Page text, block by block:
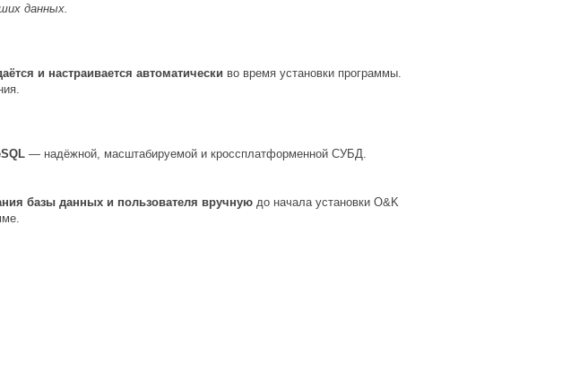
данных.
и настраивается автоматически во время установки программы.
— надёжной, масштабируемой и кроссплатформенной СУБД.
базы данных и пользователя вручную до начала установки O&K